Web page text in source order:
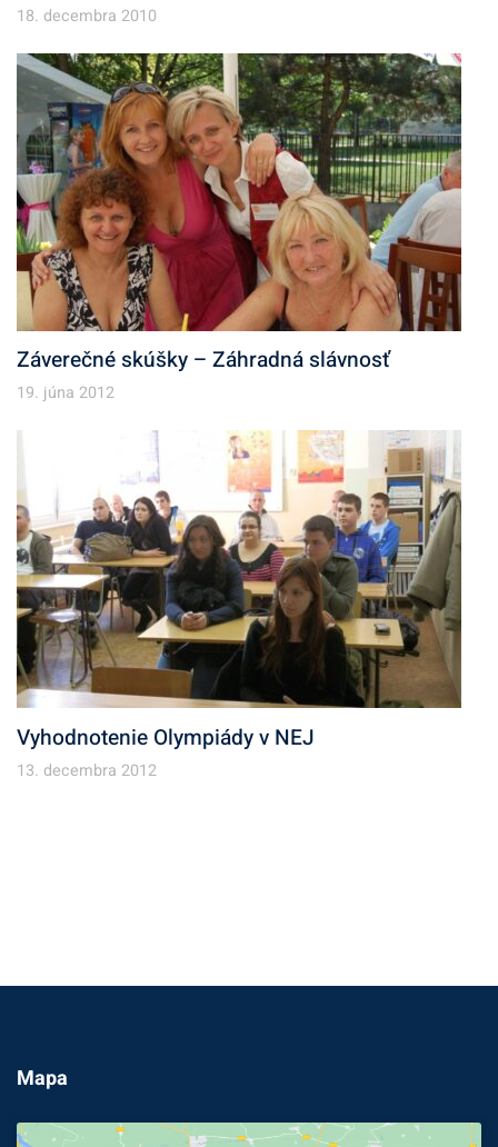
18. decembra 2010
Záverečné skúšky – Záhradná slávnosť
19. júna 2012
Vyhodnotenie Olympiády v NEJ
13. decembra 2012
Mapa